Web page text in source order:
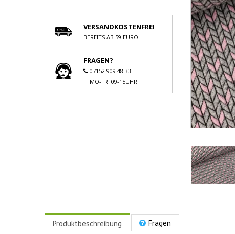
VERSANDKOSTENFREI
BEREITS AB 59 EURO
FRAGEN?
07152 909 48 33
MO-FR: 09-15UHR
Produktbeschreibung Fragen